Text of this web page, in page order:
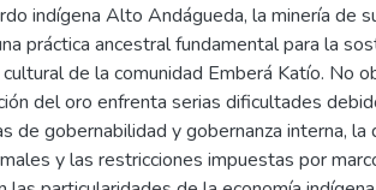
indígena Alto Andágueda, la minería de
práctica ancestral fundamental para la
de la comunidad Emberá Katío. No
del oro enfrenta serias dificultades
de gobernabilidad y gobernanza interna, la
y las restricciones impuestas por